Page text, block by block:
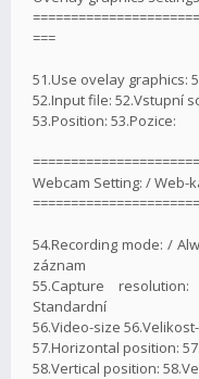
===
51.Use ovelay graphics:
52.Input file: 52.Vstupní
53.Position: 53.Pozice:
Webcam Setting: / Web-
54.Recording mode: /
záznam
55.Capture
Standardní
56.Video-size
57.Horizontal position:
58.Vertical position: